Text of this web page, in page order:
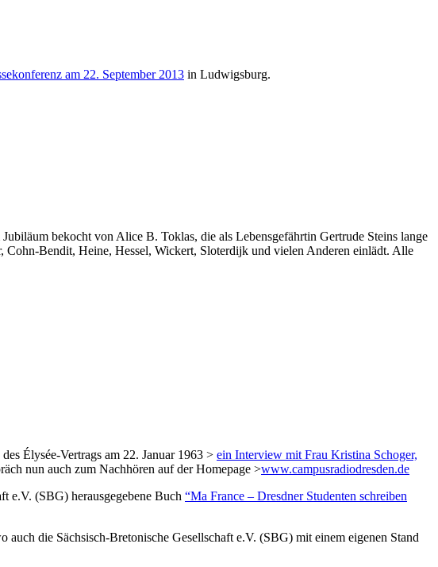
am 22. September 2013 in Ludwigsburg.
bekocht von Alice B. Toklas, die als Lebensgefährtin Gertrude Steins lange
Cohn-Bendit, Heine, Hessel, Wickert, Sloterdijk und vielen Anderen einlädt. Alle
Élysée-Vertrags am 22. Januar 1963 > ein Interview mit Frau Kristina Schoger,
nun auch zum Nachhören auf der Homepage >www.campusradiodresden.de
e.V. (SBG) herausgegebene Buch “Ma France – Dresdner Studenten schreiben
die Sächsisch-Bretonische Gesellschaft e.V. (SBG) mit einem eigenen Stand